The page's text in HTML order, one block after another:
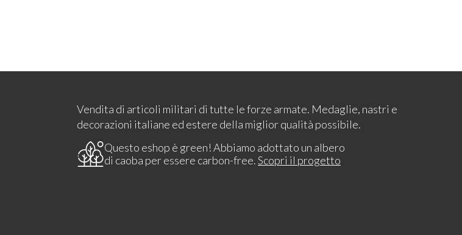
Vendita di articoli militari di tutte le forze armate. Medaglie, nastri e
decorazioni italiane ed estere della miglior qualità possibile.
Questo eshop è green! Abbiamo adottato un albero
di caoba per essere carbon-free.Scopri il progetto